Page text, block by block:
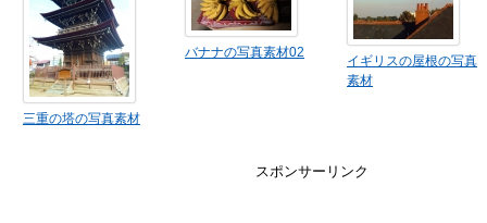
三重の塔の写真素材
バナナの写真素材02
イギリスの屋根の写真
素材
スポンサーリンク